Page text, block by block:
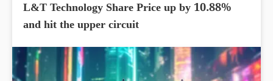
L&T Technology Share Price up by 10.88%
and hit the upper circuit